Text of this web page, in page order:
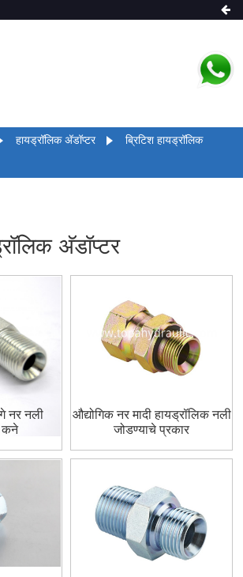
हायड्रॉलिक अ‍ॅडॉप्टर
ब्रिटिश हायड्रॉलिक
अ‍ॅडॉप्टर
नर नली
कने
औद्योगिक नर मादी हायड्रॉलिक नली
जोडण्याचे प्रकार